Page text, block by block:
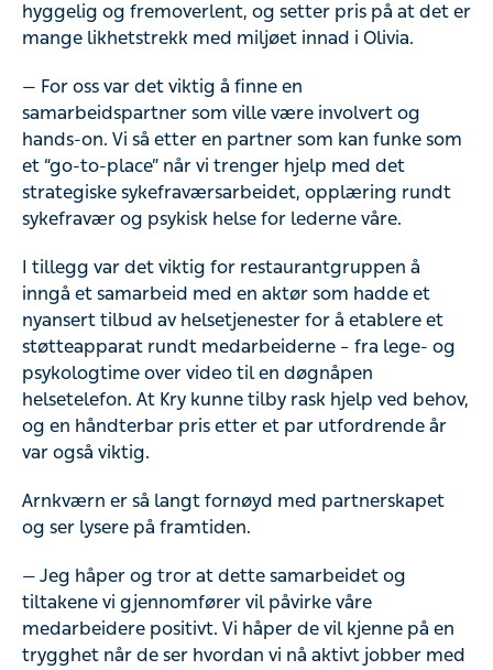
hyggelig og fremoverlent, og setter pris på at det er
mange likhetstrekk med miljøet innad i Olivia.
— For oss var det viktig å finne en
samarbeidspartner som ville være involvert og
hands-on. Vi så etter en partner som kan funke som
et “go-to-place” når vi trenger hjelp med det
strategiske sykefraværsarbeidet, opplæring rundt
sykefravær og psykisk helse for lederne våre.
I tillegg var det viktig for restaurantgruppen å
inngå et samarbeid med en aktør som hadde et
nyansert tilbud av helsetjenester for å etablere et
støtteapparat rundt medarbeiderne – fra lege- og
psykologtime over video til en døgnåpen
helsetelefon. At Kry kunne tilby rask hjelp ved behov,
og en håndterbar pris etter et par utfordrende år
var også viktig.
Arnkværn er så langt fornøyd med partnerskapet
og ser lysere på framtiden.
— Jeg håper og tror at dette samarbeidet og
tiltakene vi gjennomfører vil påvirke våre
medarbeidere positivt. Vi håper de vil kjenne på en
trygghet når de ser hvordan vi nå aktivt jobber med